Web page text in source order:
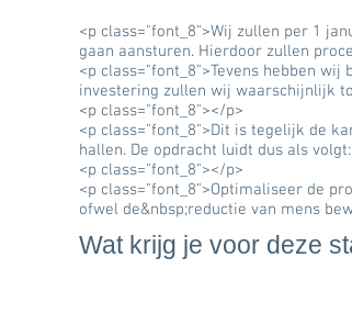
<p class="font_8">Wij zullen per 1
gaan aansturen. Hierdoor zullen
<p class="font_8">Tevens hebben
investering zullen wij waarschijnlijk
<p class="font_8">​</p>
<p class="font_8">Dit is tegelijk de
hallen. De opdracht luidt dus als
<p class="font_8">​</p>
<p class="font_8">Optimaliseer de
ofwel de&nbsp;reductie van mens
Wat krijg je voor deze